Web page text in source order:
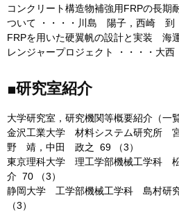
コンクリート構造物補強用FRPの長期
ついて ・・・・川島 陽子，西崎 到
FRPを用いた硬翼帆の設計と実装 海
レンジャープロジェクト ・・・・大
■研究室紹介
大学研究室，研究機関等概要紹介（一
金沢工業大学 材料システム研究所
野 靖，中田 政之 69 （3）
東京理科大学 理工学部機械工学科
介 70 （3）
静岡大学 工学部機械工学科 島村研
（3）